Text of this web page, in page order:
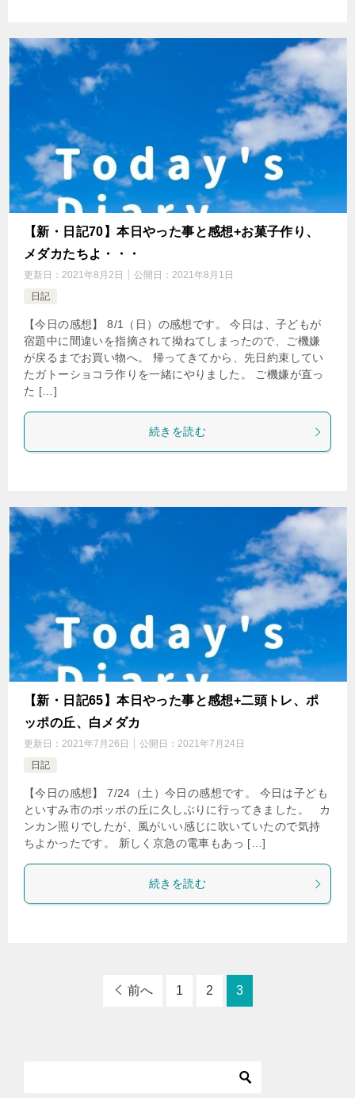
【新・日記70】本日やった事と感想+お菓子作り、
メダカたちよ・・・
更新日： 2021年8月2日 公開日： 2021年8月1日
日記
【今日の感想】 8/1（日）の感想です。 今日は、子どもが
宿題中に間違いを指摘されて拗ねてしまったので、ご機嫌
が戻るまでお買い物へ。 帰ってきてから、先日約束してい
たガトーショコラ作りを一緒にやりました。 ご機嫌が直っ
た […]
続きを読む
【新・日記65】本日やった事と感想+二頭トレ、ポ
ッポの丘、白メダカ
更新日： 2021年7月26日 公開日： 2021年7月24日
日記
【今日の感想】 7/24（土）今日の感想です。 今日は子ども
といすみ市のポッポの丘に久しぶりに行ってきました。 カ
ンカン照りでしたが、風がいい感じに吹いていたので気持
ちよかったです。 新しく京急の電車もあっ […]
続きを読む
前へ 1 2 3